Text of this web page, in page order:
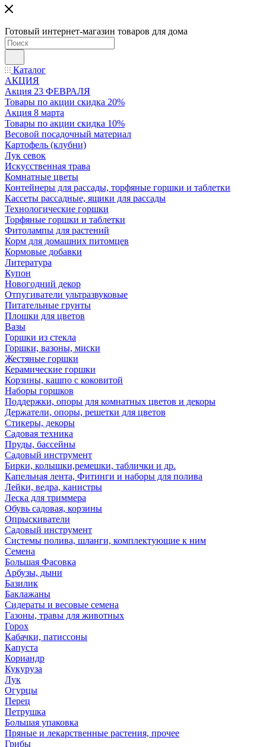
Готовый интернет-магазин товаров для дома
Каталог
АКЦИЯ
Акция 23 ФЕВРАЛЯ
Товары по акции скидка 20%
Акция 8 марта
Товары по акции скидка 10%
Весовой посадочный материал
Картофель (клубни)
Лук севок
Искусственная трава
Комнатные цветы
Контейнеры для рассады, торфяные горшки и таблетки
Кассеты рассадные, ящики для рассады
Технологические горшки
Торфяные горшки и таблетки
Фитолампы для растений
Корм для домашних питомцев
Кормовые добавки
Литература
Купон
Новогодний декор
Отпугиватели ультразвуковые
Питательные грунты
Плошки для цветов
Вазы
Горшки из стекла
Горшки, вазоны, миски
Жестяные горшки
Керамические горшки
Корзины, кашпо с коковитой
Наборы горшков
Поддержки, опоры для комнатных цветов и декоры
Держатели, опоры, решетки для цветов
Стикеры, декоры
Садовая техника
Пруды, бассейны
Садовый инструмент
Бирки, колышки,ремешки, таблички и др.
Капельная лента, Фитинги и наборы для полива
Лейки, ведра, канистры
Леска для триммера
Обувь садовая, корзины
Опрыскиватели
Садовый инструмент
Системы полива, шланги, комплектующие к ним
Семена
Большая Фасовка
Арбузы, дыни
Базилик
Баклажаны
Сидераты и весовые семена
Газоны, травы для животных
Горох
Кабачки, патиссоны
Капуста
Кориандр
Кукуруза
Лук
Огурцы
Перец
Петрушка
Большая упаковка
Пряные и лекарственные растения, прочее
Грибы